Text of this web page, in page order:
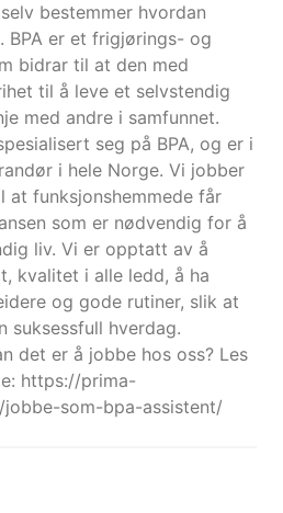
bestemmer hvordan
BPA er et frigjørings- og
bidrar til at den med
til å leve et selvstendig
med andre i samfunnet.
seg på BPA, og er i
i hele Norge. Vi jobber
at funksjonshemmede får
som er nødvendig for å
liv. Vi er opptatt av å
kvalitet i alle ledd, å ha
og gode rutiner, slik at
suksessfull hverdag.
det er å jobbe hos oss? Les
https://prima-
jobbe-som-bpa-assistent/